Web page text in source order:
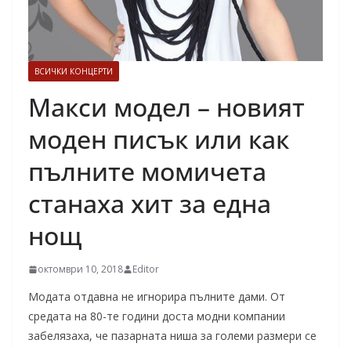
ВСИЧКИ КОНЦЕРТИ
Макси модел – новият
моден писък или как
пълните момичета
станаха хит за една
нощ
октомври 10, 2018 Editor
Модата отдавна не игнорира пълните дами. От
средата на 80-те години доста модни компании
забелязаха, че пазарната ниша за големи размери се